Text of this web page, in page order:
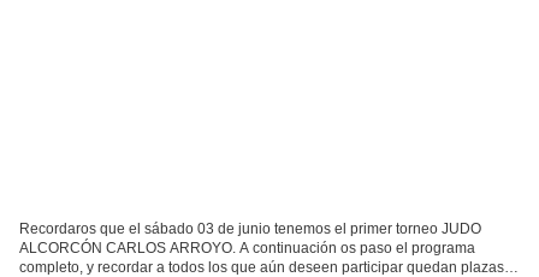
Recordaros que el sábado 03 de junio tenemos el primer torneo JUDO
ALCORCÓN CARLOS ARROYO. A continuación os paso el programa
completo, y recordar a todos los que aún deseen participar quedan plazas